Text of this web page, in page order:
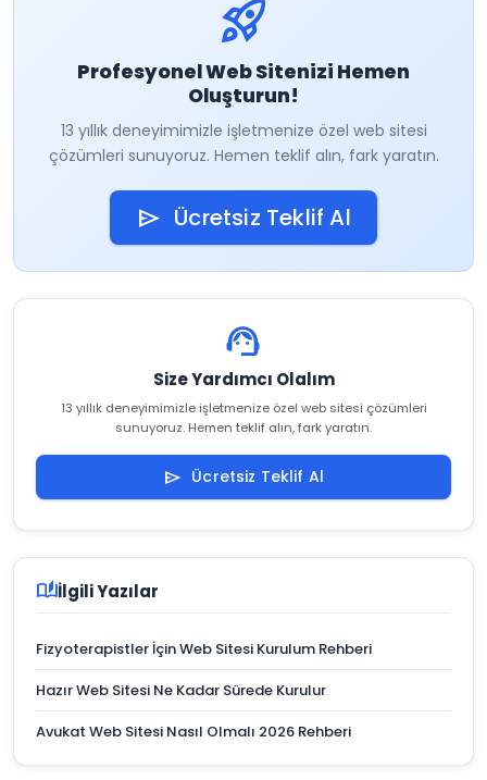
rocket_launch
Profesyonel Web Sitenizi Hemen
Oluşturun!
13 yıllık deneyimimizle işletmenize özel web sitesi
çözümleri sunuyoruz. Hemen teklif alın, fark yaratın.
send Ücretsiz Teklif Al
support_agent
Size Yardımcı Olalım
13 yıllık deneyimimizle işletmenize özel web sitesi çözümleri
sunuyoruz. Hemen teklif alın, fark yaratın.
send Ücretsiz Teklif Al
auto_storiesİlgili Yazılar
Fizyoterapistler İçin Web Sitesi Kurulum Rehberi
Hazır Web Sitesi Ne Kadar Sürede Kurulur
Avukat Web Sitesi Nasıl Olmalı 2026 Rehberi